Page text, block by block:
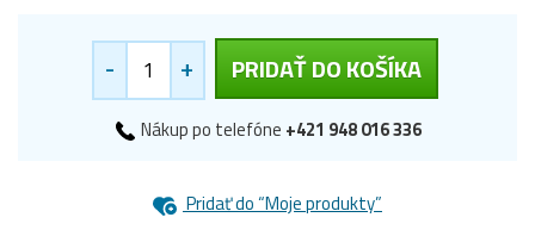
- + PRIDAŤ DO KOŠÍKA
Nákup po telefóne +421 948 016 336
Pridať do “Moje produkty”